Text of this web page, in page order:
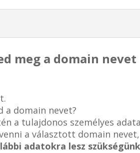
meg a domain nevet
a domain nevet?
a tulajdonos személyes
a választott domain
adatokra lesz szükségünk